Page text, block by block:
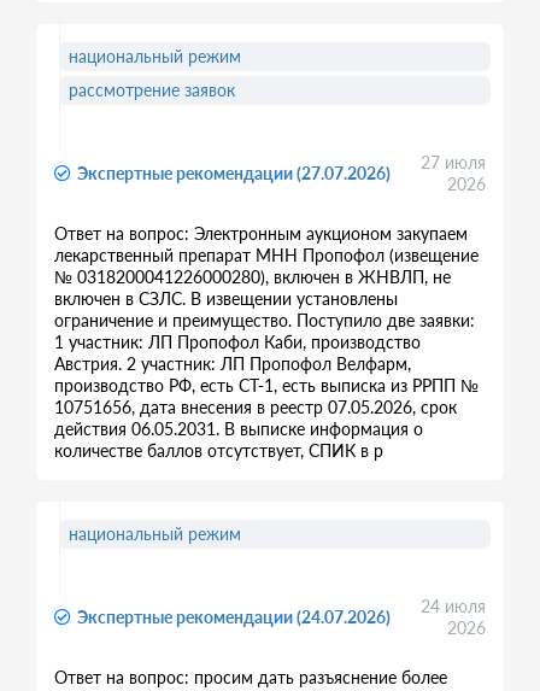
Экспертные рекомендации (27.07.2026)
27 июля
2026
Ответ на вопрос: Электронным аукционом закупаем
лекарственный препарат МНН Пропофол (извещение
№ 0318200041226000280), включен в ЖНВЛП, не
включен в СЗЛС. В извещении установлены
ограничение и преимущество. Поступило две заявки:
1 участник: ЛП Пропофол Каби, производство
Австрия. 2 участник: ЛП Пропофол Велфарм,
производство РФ, есть СТ-1, есть выписка из РРПП №
10751656, дата внесения в реестр 07.05.2026, срок
действия 06.05.2031. В выписке информация о
количестве баллов отсутствует, СПИК в р
национальный режим
рассмотрение заявок
Экспертные рекомендации (24.07.2026)
24 июля
2026
Ответ на вопрос: просим дать разъяснение более
национальный режим